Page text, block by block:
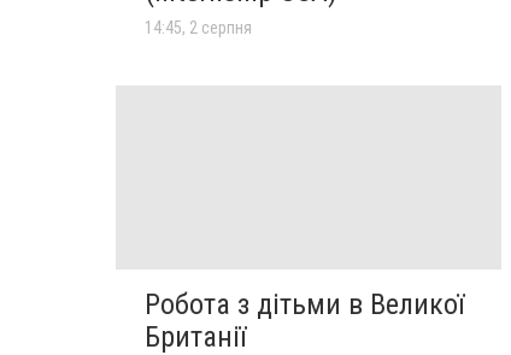
14:45, 2 серпня
Робота з дітьми в Великої
Британії